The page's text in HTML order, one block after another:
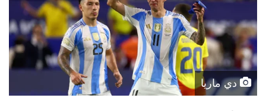
دي ماريا